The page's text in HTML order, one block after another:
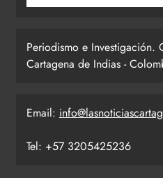
Periodismo e Investigación.
Cartagena de Indias -
Email:
Tel: +57 3205425236